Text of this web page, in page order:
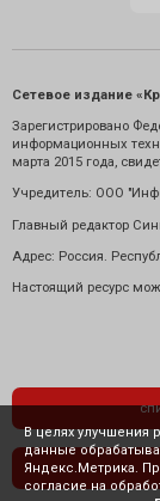
Сетевое издание
Зарегистрировано
информационных
марта 2015 года,
Учредитель: ООО
Главный редактор
Адрес: Россия.
Настоящий ресурс
В целях улучшения
данные
Яндекс.Метрика.
согласие на